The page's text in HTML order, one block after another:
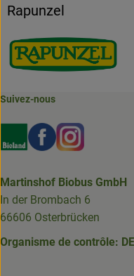
Rapunzel
Suivez-nous
Externer Link zu
Externer Link
Externer
Martinshof Biobus GmbH
In der Brombach 6
66606 Osterbrücken
Organisme de contrôle: